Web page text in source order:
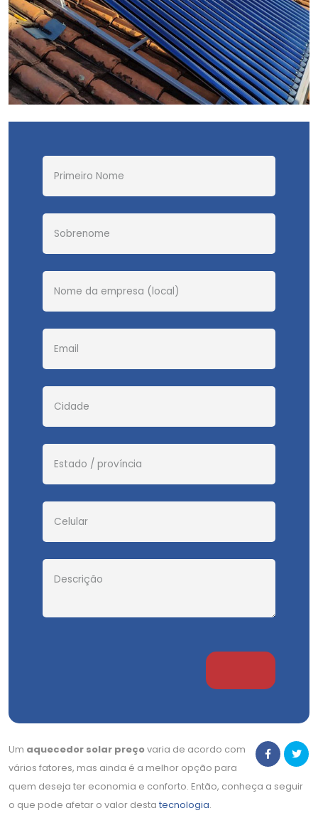
Um aquecedor solar preçovaria de acordo com
vários fatores, mas ainda é a melhor opção para
quem deseja ter economia e conforto. Então, conheça a seguir
o que pode afetar o valor desta tecnologia.